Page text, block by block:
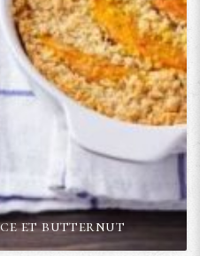
et butternut